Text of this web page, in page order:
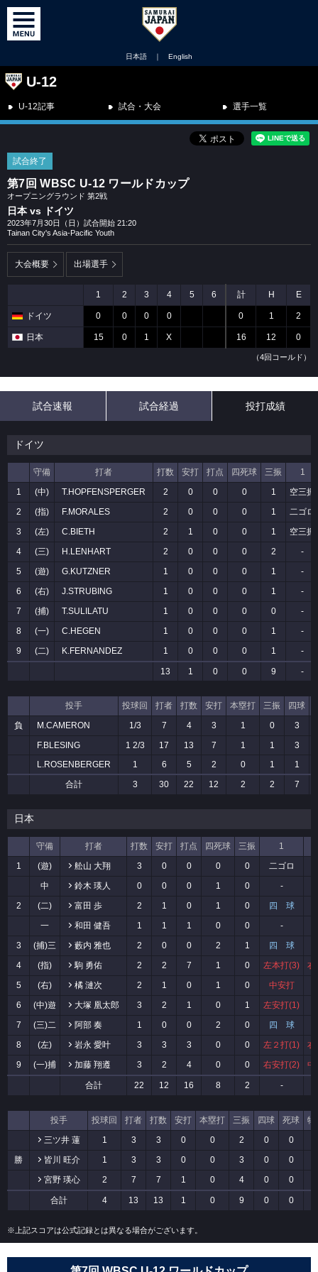
日本語 ｜ English
U-12
U-12記事 試合・大会 選手一覧
試合終了
第7回 WBSC U-12 ワールドカップ
オープニングラウンド 第2戦
日本 vs ドイツ
2023年7月30日（日）試合開始 21:20
Tainan City's Asia-Pacific Youth
大会概要 出場選手
1 2 3 4 5 6 計 H E
ドイツ 0 0 0 0 0 1 2
日本 15 0 1 X 16 12 0
（4回コールド）
試合速報 試合経過 投打成績
ドイツ
守備 打者 打数 安打 打点 四死球 三振
1
1
(中) T.HOPFENSPERGER 2 0 0 0 1
空三振
2
(指) F.MORALES 2 0 0 0 1
二ゴロ
3
(左) C.BIETH 2 1 0 0 1
空三振
4
(三) H.LENHART 2 0 0 0 2
-
5
(遊) G.KUTZNER 1 0 0 0 1
-
6
(右) J.STRUBING 1 0 0 0 1
-
7
(捕) T.SULILATU 1 0 0 0 0
-
8
(一) C.HEGEN 1 0 0 0 1
-
9
(二) K.FERNANDEZ 1 0 0 0 1 -
13 1 0 0 9 -
投手 投球回 打者 打数 安打 本塁打 三振 四球
負
M.CAMERON 1/3 7 4 3 1 0
3
F.BLESING
1 2/3 17 13 7 1 1
3
L.ROSENBERGER
1 6 5 2 0 1
1
合計
3 30 22 12 2 2 7
日本
守備 打者 打数 安打 打点 四死球 三振
1
1
(遊) 舩山 大翔 3 0 0 0 0 二ゴロ
中
鈴木 瑛人 0 0 0 1 0
-
2
(二) 富田 歩 2 1 0 1 0 四 球
一
和田 健吾 1 1 1 0 0
-
3
(捕)三 藪内 雅也 2 0 0 2 1 四 球
4
(指) 駒 勇佑 2 2 7 1 0 左本打(3)
右
5
(右) 橘 漣次 2 1 0 1 0 中安打
6
(中)遊 大塚 凰太郎 3 2 1 0 1 左安打(1)
7
(三)二 阿部 奏 1 0 0 2 0 四 球
8
(左) 岩永 愛叶 3 3 3 0 0 左２打(1)
右
9
(一)捕 加藤 翔遵 3 2 4 0 0 右安打(2) 中
合計 22 12 16 8 2 -
投手 投球回 打者 打数 安打 本塁打 三振 四球 死球
犠
三ツ井 蓮
1 3 3 0 0 2 0 0
勝
皆川 旺介 1 3 3 0 0 3 0 0
宮野 瑛心
2 7 7 1 0 4 0 0
合計 4 13 13 1 0 9 0 0
※上記スコアは公式記録とは異なる場合がございます。